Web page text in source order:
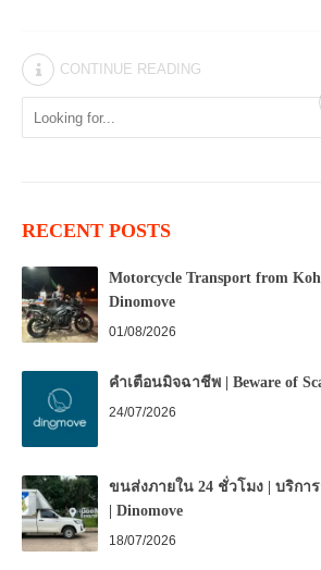
CONTINUE READING
RECENT POSTS
Motorcycle Transport from Koh
Dinomove
01/08/2026
คำเตือนมิจฉาชีพ | Beware of
24/07/2026
ขนส่งภายใน 24 ชั่วโมง | บริกา
| Dinomove
18/07/2026